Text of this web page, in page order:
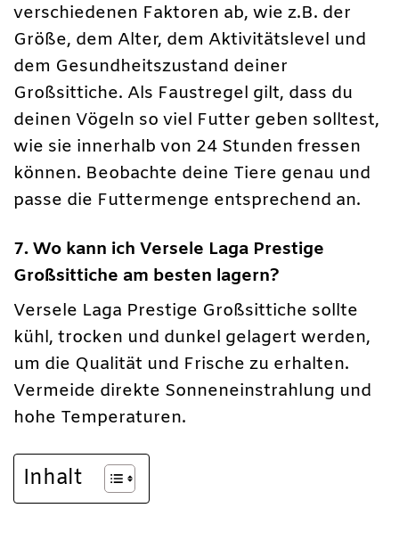
verschiedenen Faktoren ab, wie z.B. der
Größe, dem Alter, dem Aktivitätslevel und
dem Gesundheitszustand deiner
Großsittiche. Als Faustregel gilt, dass du
deinen Vögeln so viel Futter geben solltest,
wie sie innerhalb von 24 Stunden fressen
können. Beobachte deine Tiere genau und
passe die Futtermenge entsprechend an.
7. Wo kann ich Versele Laga Prestige
Großsittiche am besten lagern?
Versele Laga Prestige Großsittiche sollte
kühl, trocken und dunkel gelagert werden,
um die Qualität und Frische zu erhalten.
Vermeide direkte Sonneneinstrahlung und
hohe Temperaturen.
Inhalt